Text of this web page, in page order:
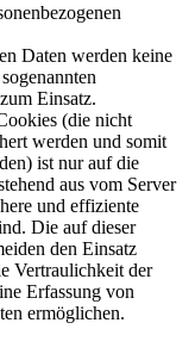
Daten werden keine
Einsatz.
(die nicht
werden und somit
ist nur auf die
aus vom Server
und effiziente
Die auf dieser
den Einsatz
Vertraulichkeit der
Erfassung von
ermöglichen.